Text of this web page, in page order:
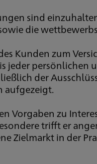
sind
die
Kunden zum
jeder
der
aufgezeigt.
Vorgaben zu
trifft er
Zielmarkt in der